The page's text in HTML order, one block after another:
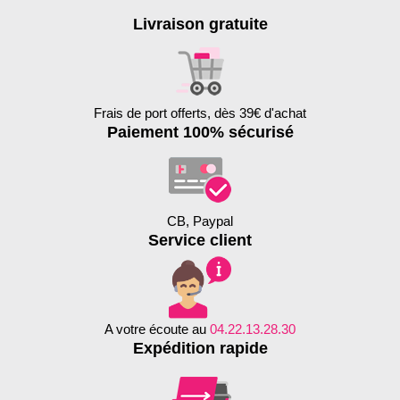
Livraison gratuite
Frais de port offerts, dès 39€ d'achat
Paiement 100% sécurisé
CB, Paypal
Service client
A votre écoute au 04.22.13.28.30
Expédition rapide